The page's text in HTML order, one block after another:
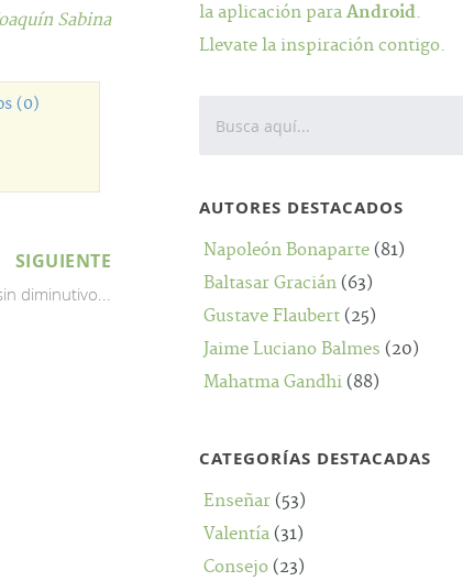
Sabina
(0)
SIGUIENTE
diminutivo...
la aplicación paraAndroid.
Llevate la inspiración contigo.
AUTORES DESTACADOS
Napoleón Bonaparte (81)
Baltasar Gracián (63)
Gustave Flaubert (25)
Jaime Luciano Balmes (20)
Mahatma Gandhi (88)
CATEGORÍAS DESTACADAS
Enseñar (53)
Valentía (31)
Consejo (23)